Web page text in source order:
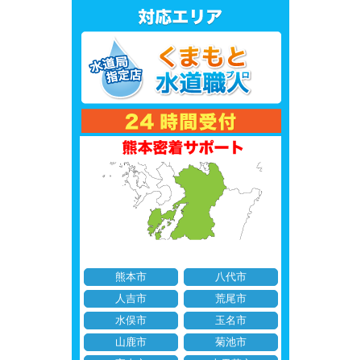
熊本市
八代市
人吉市
荒尾市
水俣市
玉名市
山鹿市
菊池市